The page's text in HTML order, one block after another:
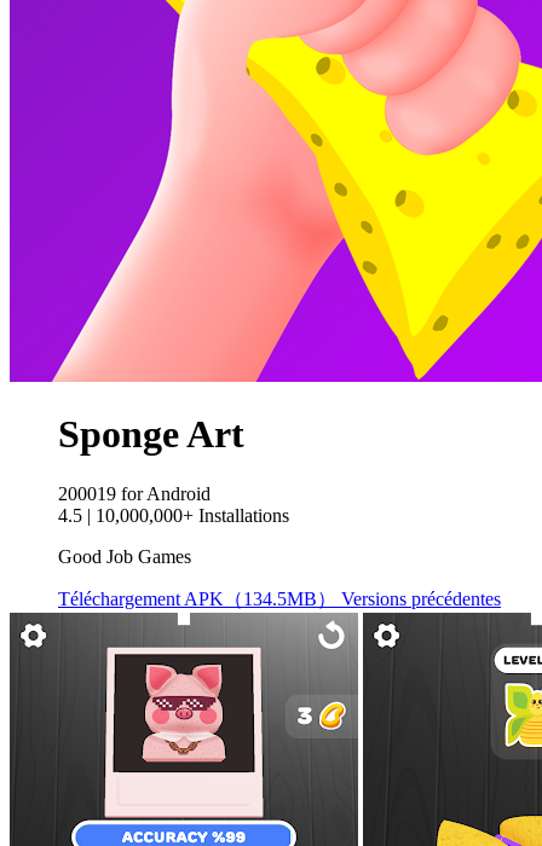
Sponge Art
200019 for Android
4.5 | 10,000,000+ Installations
Good Job Games
Téléchargement APK（134.5MB） Versions précédentes